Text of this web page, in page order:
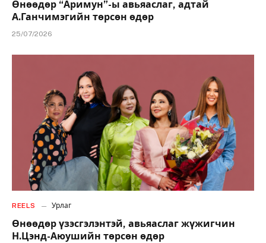
Өнөөдөр “Аримун”-ы авьяаслаг, адтай
А.Ганчимэгийн төрсөн өдөр
25/07/2026
REELS Урлаг
Өнөөдөр үзэсгэлэнтэй, авьяаслаг жүжигчин
Н.Цэнд-Аюушийн төрсөн өдөр